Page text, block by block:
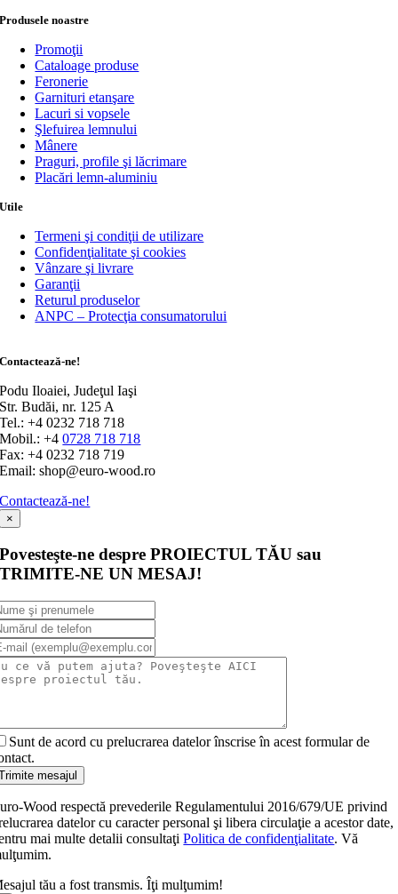
Produsele noastre
Promoţii
Cataloage produse
Feronerie
Garnituri etanşare
Lacuri si vopsele
Şlefuirea lemnului
Mânere
Praguri, profile şi lăcrimare
Placări lemn-aluminiu
Utile
Termeni şi condiţii de utilizare
Confidenţialitate şi cookies
Vânzare şi livrare
Garanţii
Returul produselor
ANPC – Protecţia consumatorului
Contactează-ne!
Podu Iloaiei, Judeţul Iaşi
Str. Budăi, nr. 125 A
Tel.: +4 0232 718 718
Mobil.: +40728 718 718
Fax: +4 0232 718 719
Email: shop@euro-wood.ro
Contactează-ne!
×
Povesteşte-ne despre PROIECTUL TĂU sau
TRIMITE-NE UN MESAJ!
Sunt de acord cu prelucrarea datelor înscrise în acest formular de
mesajul
Wood respectă prevederile Regulamentului 2016/679/UE privind
datelor cu caracter personal şi libera circulaţie a acestor date,
mai multe detalii consultaţiPolitica de confidenţialitate. Vă
tău a fost transmis. Îţi mulţumim!